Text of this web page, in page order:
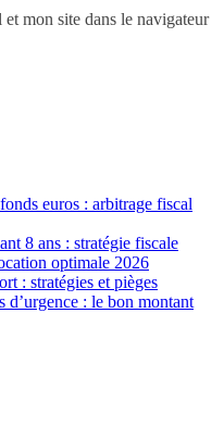
mon site dans le navigateur
euros : arbitrage fiscal
8 ans : stratégie fiscale
optimale 2026
: stratégies et pièges
d’urgence : le bon montant